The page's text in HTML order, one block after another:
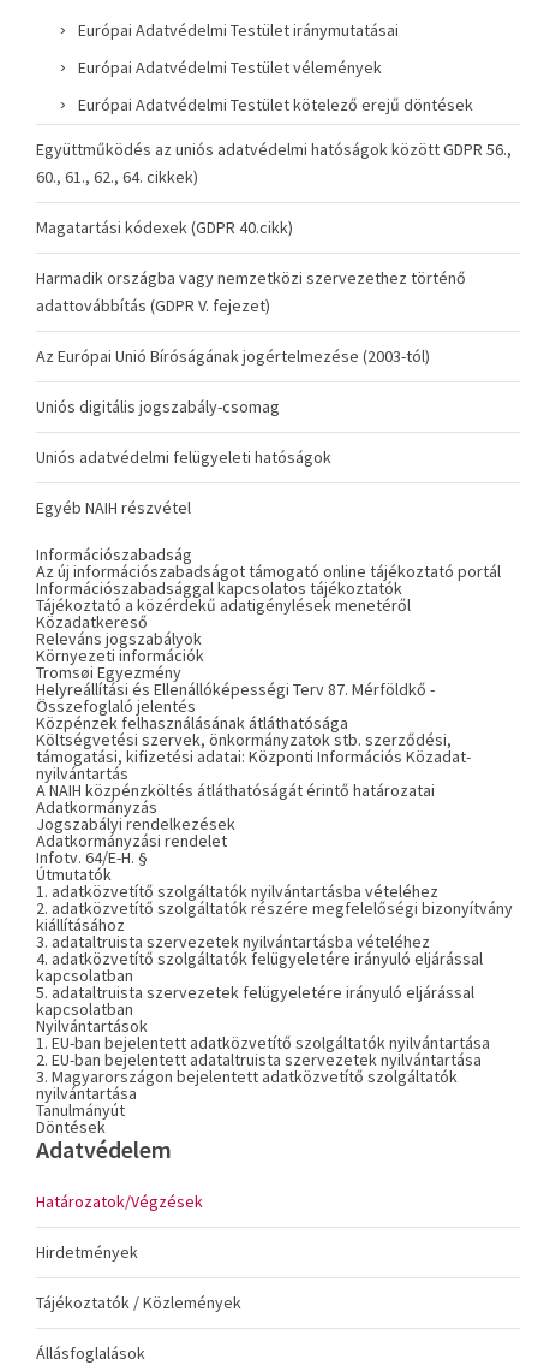
Európai Adatvédelmi Testület iránymutatásai
Európai Adatvédelmi Testület vélemények
Európai Adatvédelmi Testület kötelező erejű döntések
Együttműködés az uniós adatvédelmi hatóságok között GDPR 56.,
60., 61., 62., 64. cikkek)
Magatartási kódexek (GDPR 40.cikk)
Harmadik országba vagy nemzetközi szervezethez történő
adattovábbítás (GDPR V. fejezet)
Az Európai Unió Bíróságának jogértelmezése (2003-tól)
Uniós digitális jogszabály-csomag
Uniós adatvédelmi felügyeleti hatóságok
Egyéb NAIH részvétel
Információszabadság
Az új információszabadságot támogató online tájékoztató portál
Információszabadsággal kapcsolatos tájékoztatók
Tájékoztató a közérdekű adatigénylések menetéről
Közadatkereső
Releváns jogszabályok
Környezeti információk
Tromsøi Egyezmény
Helyreállítási és Ellenállóképességi Terv 87. Mérföldkő -
Összefoglaló jelentés
Közpénzek felhasználásának átláthatósága
Költségvetési szervek, önkormányzatok stb. szerződési,
támogatási, kifizetési adatai: Központi Információs Közadat-
nyilvántartás
A NAIH közpénzköltés átláthatóságát érintő határozatai
Adatkormányzás
Jogszabályi rendelkezések
Adatkormányzási rendelet
Infotv. 64/E-H. §
Útmutatók
1. adatközvetítő szolgáltatók nyilvántartásba vételéhez
2. adatközvetítő szolgáltatók részére megfelelőségi bizonyítvány
kiállításához
3. adataltruista szervezetek nyilvántartásba vételéhez
4. adatközvetítő szolgáltatók felügyeletére irányuló eljárással
kapcsolatban
5. adataltruista szervezetek felügyeletére irányuló eljárással
kapcsolatban
Nyilvántartások
1. EU-ban bejelentett adatközvetítő szolgáltatók nyilvántartása
2. EU-ban bejelentett adataltruista szervezetek nyilvántartása
3. Magyarországon bejelentett adatközvetítő szolgáltatók
nyilvántartása
Tanulmányút
Döntések
Adatvédelem
Határozatok/Végzések
Hirdetmények
Tájékoztatók / Közlemények
Állásfoglalások